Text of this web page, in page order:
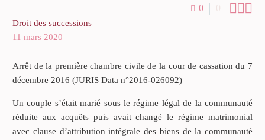
0 0 
Droit des successions
11 mars 2020
Arrêt de la première chambre civile de la cour de cassation du 7
décembre 2016 (JURIS Data n°2016-026092)
Un couple s’était marié sous le régime légal de la communauté
réduite aux acquêts puis avait changé le régime matrimonial
avec clause d’attribution intégrale des biens de la communauté